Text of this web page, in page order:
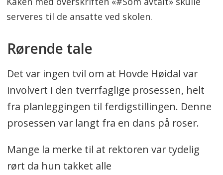
serveres til de ansatte ved skolen.
Rørende tale
Det var ingen tvil om at Hovde Høidal var
involvert i den tverrfaglige prosessen, helt
fra planleggingen til ferdigstillingen. Denne
prosessen var langt fra en dans på roser.
Mange la merke til at rektoren var tydelig
rørt da hun takket alle